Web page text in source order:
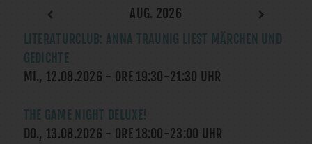
AUG. 2026
LITERATURCLUB: ANNA TRAUNIG LIEST MÄRCHEN UND
GEDICHTE
MI., 12.08.2026 - ORE 19:30-21:30 UHR
THE GAME NIGHT DELUXE!
DO., 13.08.2026 - ORE 18:00-23:00 UHR